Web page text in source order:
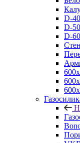
D-
D-
D-